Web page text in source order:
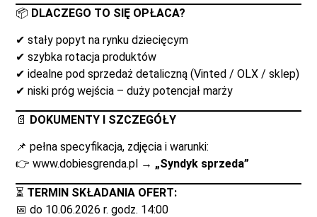
📦 DLACZEGO TO SIĘ OPŁACA?
✔ stały popyt na rynku dziecięcym
✔ szybka rotacja produktów
✔ idealne pod sprzedaż detaliczną (Vinted / OLX / sklep)
✔ niski próg wejścia – duży potencjał marży
📄 DOKUMENTY I SZCZEGÓŁY
📌 pełna specyfikacja, zdjęcia i warunki:
👉www.dobiesgrenda.pl → „Syndyk sprzeda”
⏳ TERMIN SKŁADANIA OFERT:
📅 do 10.06.2026 r. godz. 14:00